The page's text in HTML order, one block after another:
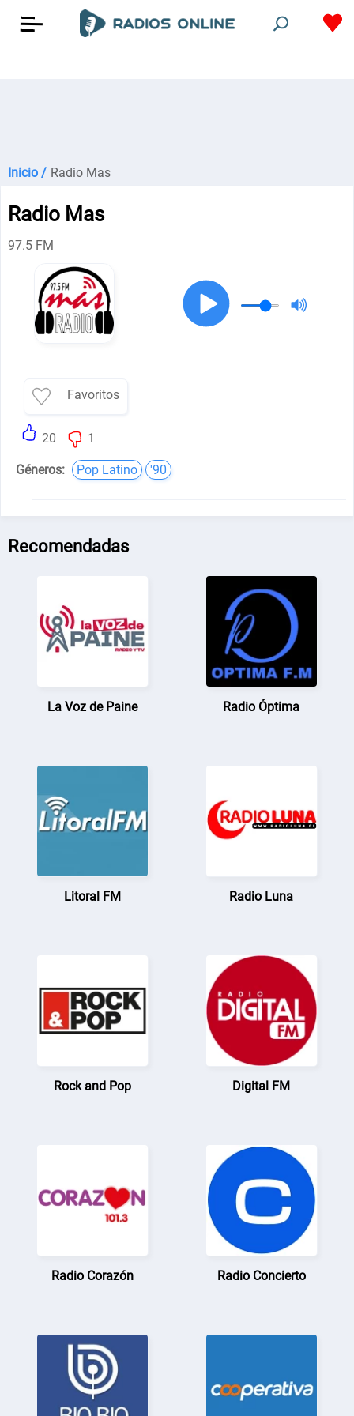
Inicio / Radio Mas
Radio Mas
97.5 FM
Favoritos
20 1
Géneros: Pop Latino '90
Recomendadas
La Voz de Paine Radio Óptima
Litoral FM Radio Luna
Rock and Pop Digital FM
Radio Corazón Radio Concierto